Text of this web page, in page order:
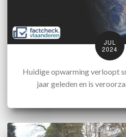
JUL
2024
Huidige opwarming verloopt
jaar geleden en is